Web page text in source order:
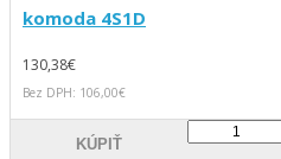
komoda 4S1D
130,38€
Bez DPH: 106,00€
KÚPIŤ